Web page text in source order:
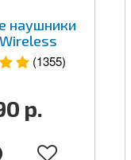
наушники
(1355)
р.